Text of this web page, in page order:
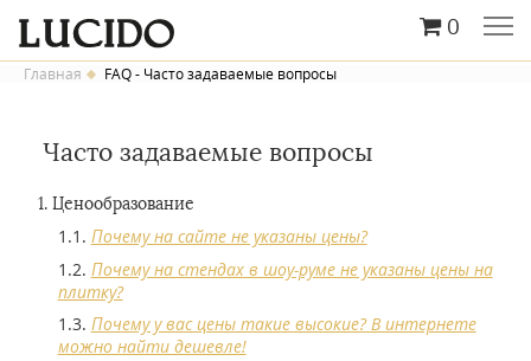
0
Главная FAQ - Часто задаваемые вопросы
Часто задаваемые вопросы
Ценообразование
Почему на сайте не указаны цены?
Почему на стендах в шоу-руме не указаны цены на
плитку?
Почему у вас цены такие высокие? В интернете
можно найти дешевле!